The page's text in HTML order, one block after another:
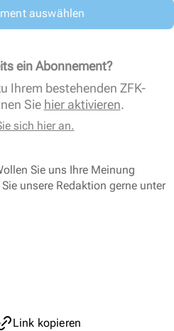
auswählen
ein Abonnement?
Ihrem bestehenden ZFK-
Sie hier aktivieren.
sich hier an.
Sie uns Ihre Meinung
unsere Redaktion gerne unter
Link kopieren